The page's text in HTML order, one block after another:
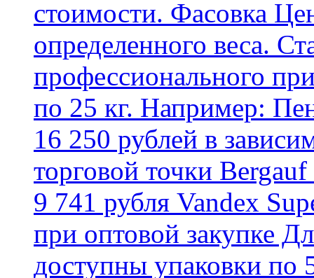
стоимости. Фасовка
определенного веса.
профессионального
по 25 кг. Например:
16 250 рублей в
торговой точки
9 741 рубля Vandex
при оптовой закупке
доступны упаковки по